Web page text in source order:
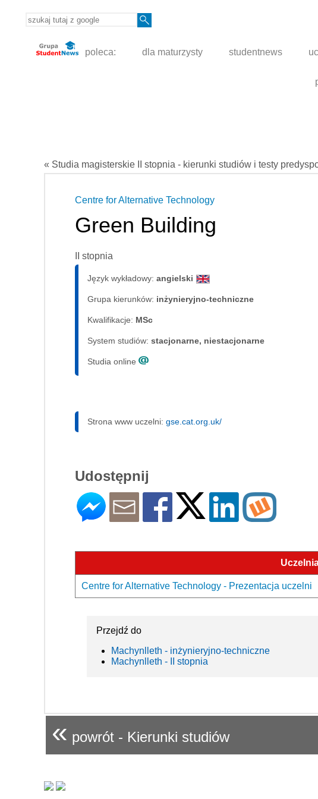
poleca: dla maturzysty studentnews
« Studia magisterskie II stopnia - kierunki studiów i testy
Centre for Alternative Technology
Green Building
II stopnia
Język wykładowy: angielski
Grupa kierunków: inżynieryjno-techniczne
Kwalifikacje: MSc
System studiów: sta­cjo­nar­ne, nie­sta­cjo­nar­ne
Studia online
Strona www uczelni: gse.cat.org.uk/
Udostępnij
Centre for Alternative Technology - Prezentacja uczelni
Przejdź do
Machynlleth - inżynieryjno-techniczne
Machynlleth - II stopnia
« powrót - Kierunki studiów